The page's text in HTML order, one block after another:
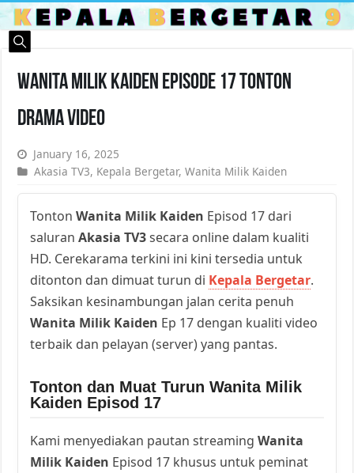
Wanita Milik Kaiden Episode 17 Tonton
Drama Video
January 16, 2025
Akasia TV3, Kepala Bergetar,Wanita Milik Kaiden
TontonWanita Milik Kaiden Episod 17 dari
saluranAkasia TV3secara online dalam kualiti
HD. Cerekarama terkini ini kini tersedia untuk
ditonton dan dimuat turun di Kepala Bergetar.
Saksikan kesinambungan jalan cerita penuh
Wanita Milik Kaiden Ep 17 dengan kualiti video
terbaik dan pelayan (server) yang pantas.
Tonton dan Muat Turun Wanita Milik
Kaiden Episod 17
Kami menyediakan pautan streamingWanita
Milik Kaiden Episod 17 khusus untuk peminat